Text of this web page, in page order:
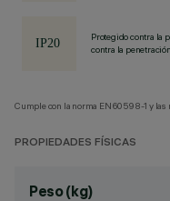
Protegido contra la
contra la
Cumple con la norma EN60598-1 y las
PROPIEDADES FÍSICAS
Peso (kg)